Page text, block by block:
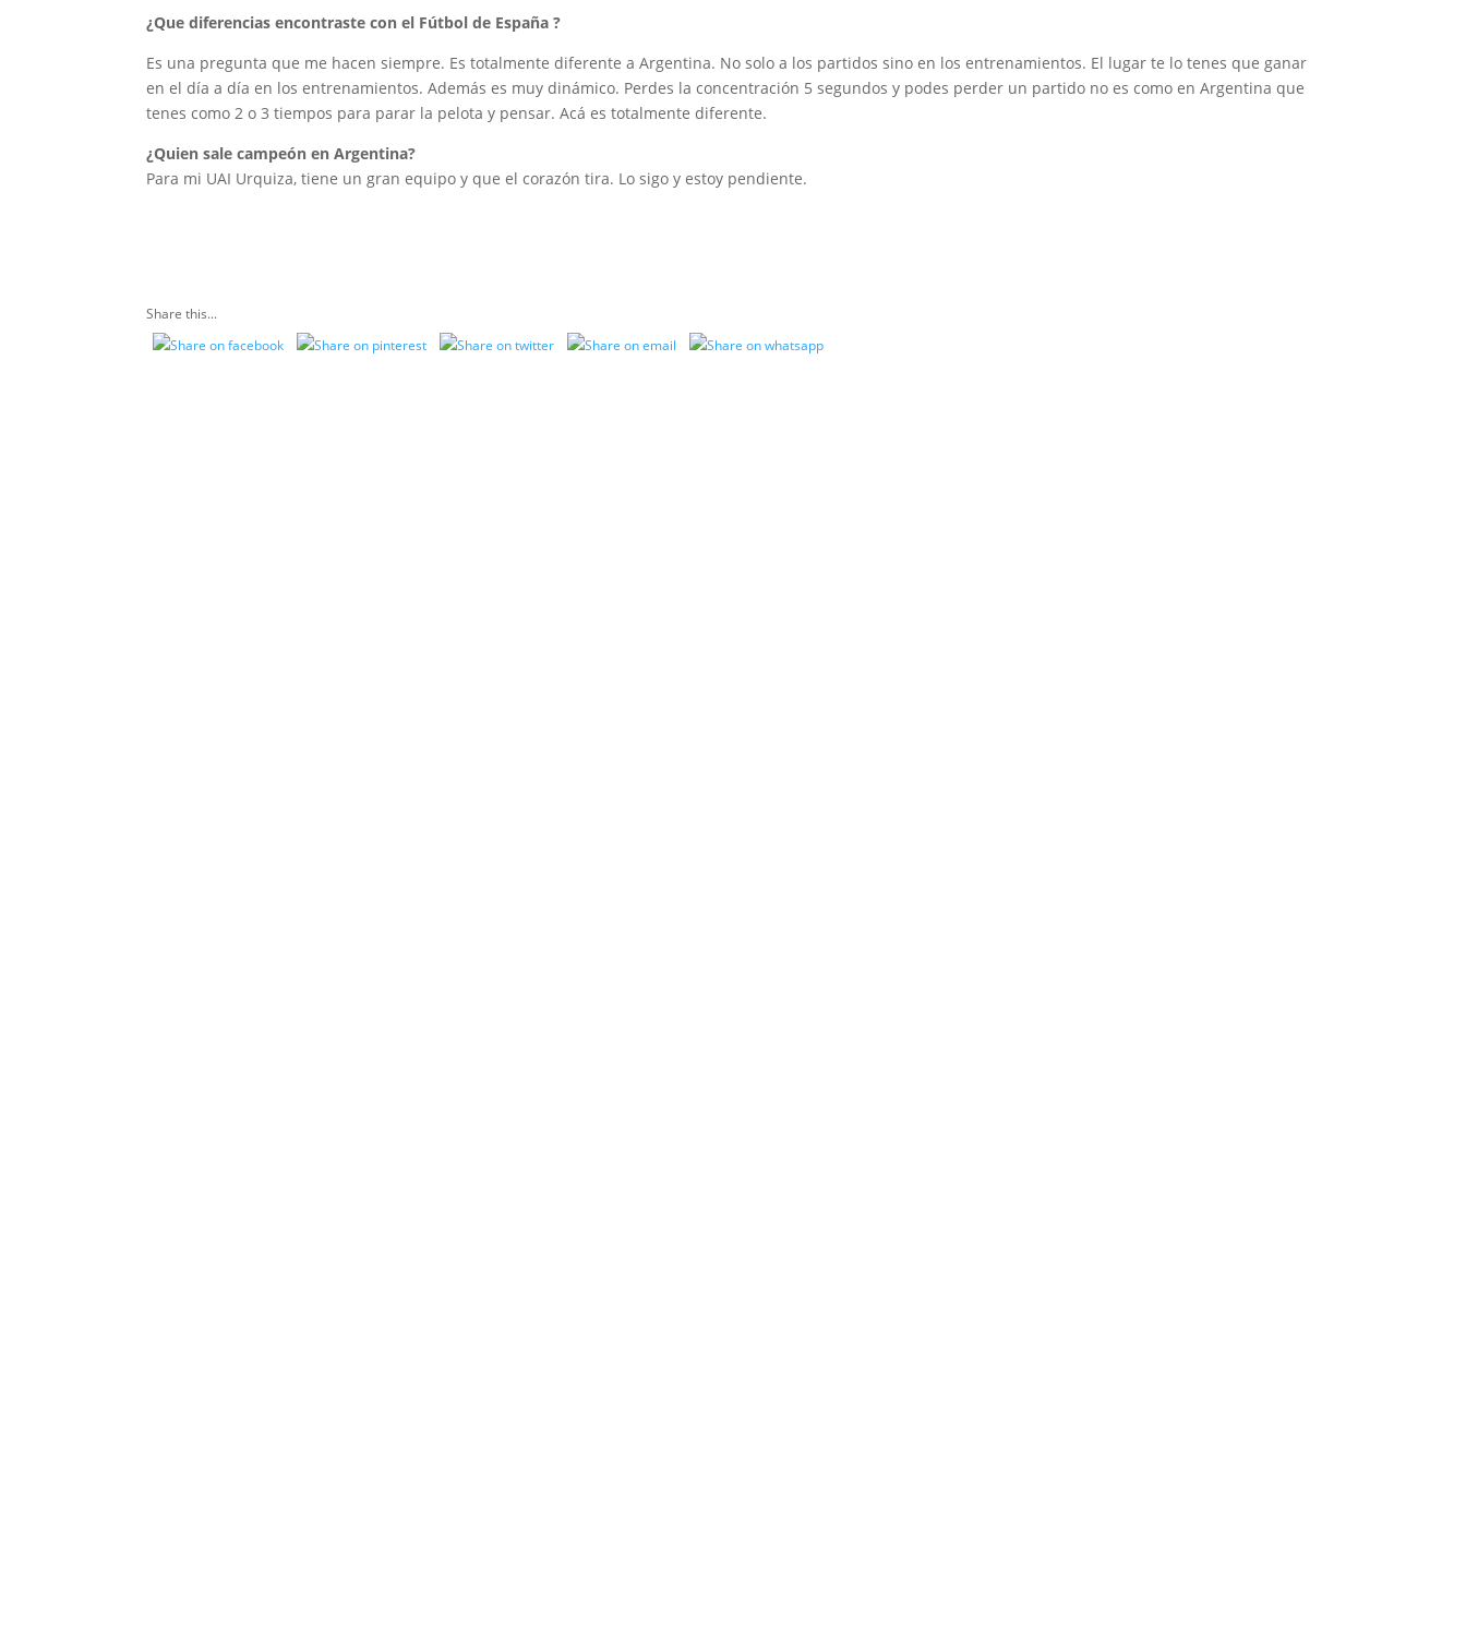
¿Que diferencias encontraste con el Fútbol de España ?
Es una pregunta que me hacen siempre. Es totalmente diferente a Argentina. No solo a los partidos sino en los entrenamientos. El lugar te lo tenes que ganar
en el día a día en los entrenamientos. Además es muy dinámico. Perdes la concentración 5 segundos y podes perder un partido no es como en Argentina que
tenes como 2 o 3 tiempos para parar la pelota y pensar. Acá es totalmente diferente.
¿Quien sale campeón en Argentina?
Para mi UAI Urquiza, tiene un gran equipo y que el corazón tira. Lo sigo y estoy pendiente.
Share this...